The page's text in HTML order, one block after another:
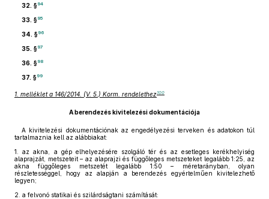
32. §94
33. §95
34. §96
35. §97
36. §98
37. §99
1. melléklet a 146/2014. (V. 5.) Korm. rendelethez100
A berendezés kivitelezési dokumentációja
A kivitelezési dokumentációnak az engedélyezési terveken és adatokon túl
tartalmaznia kell az alábbiakat:
1.
az akna, a gép elhelyezésére szolgáló tér és az esetleges kerékhelyiség
alaprajzát, metszeteit – az alaprajzi és függőleges metszeteket legalább 1:25, az
akna függőleges metszetét legalább 1:50 – méretarányban, olyan
részletességgel, hogy az alapján a berendezés egyértelműen kivitelezhető
legyen;
2. a felvonó statikai és szilárdságtani számítását: